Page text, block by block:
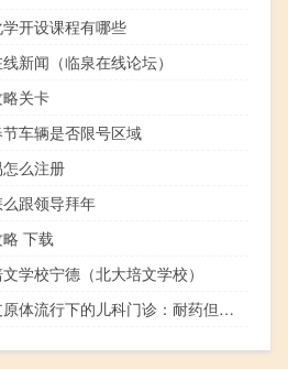
开设课程有哪些
新闻（临泉在线论坛）
关卡
车辆是否限号区域
么注册
跟领导拜年
下载
学校宁德（北大培文学校）
肺炎支原体流行下的儿科门诊：耐药但不难治疗感染高峰预计持续至寒假